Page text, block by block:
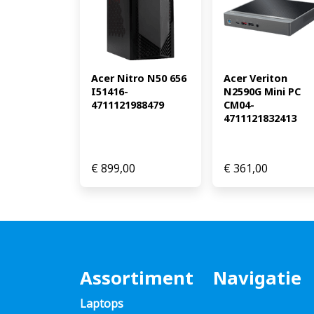
Acer Nitro N50 656
I51416-
4711121988479
€899,00
Acer Veriton
N2590G Mini PC
CM04-
4711121832413
€361,00
Assortiment
Laptops
Navigatie